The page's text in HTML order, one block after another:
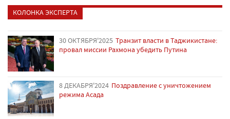
КОЛОНКА ЭКСПЕРТА
30 ОКТЯБРЯ'2025 Транзит власти в Таджикистане:
провал миссии Рахмона убедить Путина
8 ДЕКАБРЯ'2024 Поздравление с уничтожением
режима Асада